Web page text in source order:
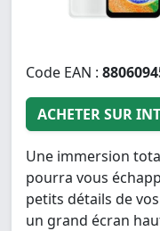
Code EAN :
ACHETER SUR
Une immersion
pourra vous
petits détails de
un grand écran